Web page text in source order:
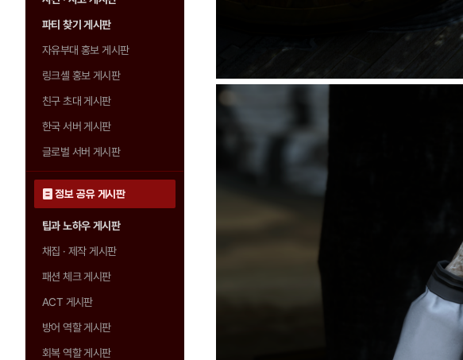
파티 찾기 게시판
자유부대 홍보 게시판
링크셸 홍보 게시판
친구 초대 게시판
한국 서버 게시판
글로벌 서버 게시판
정보 공유 게시판
팁과 노하우 게시판
채집 · 제작 게시판
패션 체크 게시판
ACT 게시판
방어 역할 게시판
회복 역할 게시판